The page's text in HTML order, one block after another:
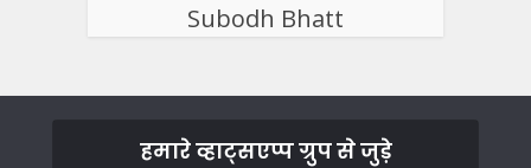
Subodh Bhatt
हमारे व्हाट्सएप्प ग्रुप से जुड़े